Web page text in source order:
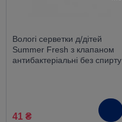
Вологі серветки д/дітей
Summer Fresh з клапаном
антибактеріальні без спирту
41 ₴